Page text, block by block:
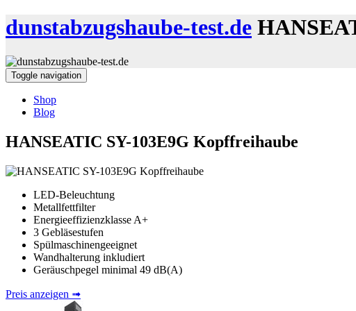
dunstabzugshaube-test.de
Toggle navigation
Shop
Blog
HANSEATIC SY-103E9G Kopffreihaube
LED-Beleuchtung
Metallfettfilter
Energieeffizienzklasse A+
3 Gebläsestufen
Spülmaschinengeeignet
Wandhalterung inkludiert
Geräuschpegel minimal 49 dB(A)
Preis anzeigen ➟